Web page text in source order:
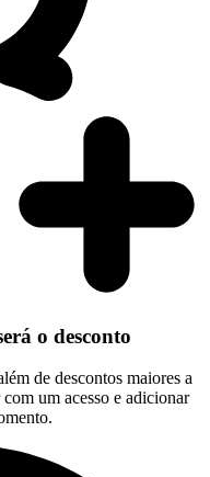
o desconto
de descontos maiores a
um acesso e adicionar